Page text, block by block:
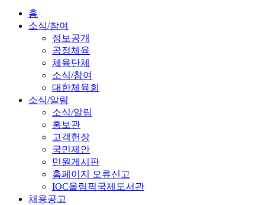
홈
소식/참여
정보공개
공정체육
체육단체
소식/참여
대한체육회
소식/알림
소식/알림
홍보관
고객헌장
국민제안
민원게시판
홈페이지 오류신고
IOC올림픽국제도서관
채용공고